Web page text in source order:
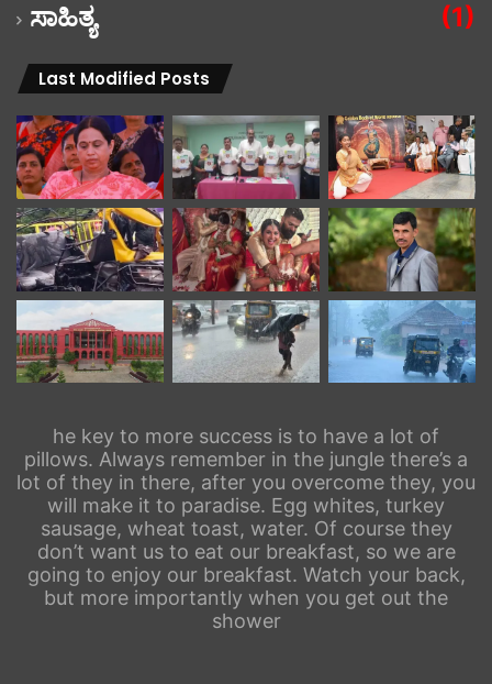
ಸಾಹಿತ್ಯ (1)
Last Modified Posts
he key to more success is to have a lot of
pillows. Always remember in the jungle there’s a
lot of they in there, after you overcome they, you
will make it to paradise. Egg whites, turkey
sausage, wheat toast, water. Of course they
don’t want us to eat our breakfast, so we are
going to enjoy our breakfast. Watch your back,
but more importantly when you get out the
shower